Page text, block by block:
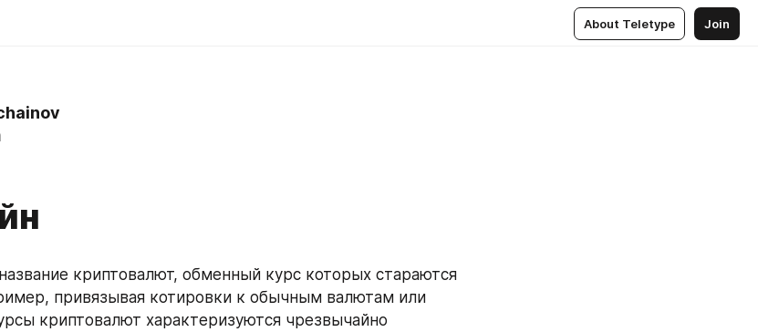
About Teletype Join
криптовалют, обменный курс которых стараются
привязывая котировки к обычным валютам или
криптовалют характеризуются чрезвычайно